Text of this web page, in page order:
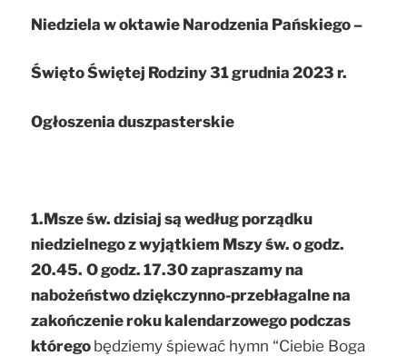
Niedziela w oktawie Narodzenia Pańskiego –
Święto Świętej Rodziny 31 grudnia 2023 r.
Ogłoszenia duszpasterskie
1.Msze św. dzisiaj są według porządku
niedzielnego z wyjątkiem Mszy św. o godz.
20.45. O godz. 17.30 zapraszamy na
nabożeństwo dziękczynno-przebłagalne na
zakończenie roku kalendarzowego podczas
którego będziemy śpiewać hymn “Ciebie Boga